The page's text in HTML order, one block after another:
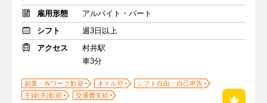
雇用形態
アルバイト・パート
シフト
週3日以上
アクセス
村井駅
車3分
副業・Ｗワーク歓迎 ネイル可
シフト自由・自己申告
主婦(夫)歓迎
交通費支給